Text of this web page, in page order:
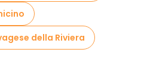
della Riviera